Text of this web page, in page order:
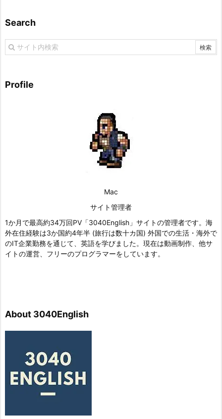
Search
Profile
Mac
サイト管理者
1か月で最高約34万回PV「3040English」サイトの管理者です。海
外在住経験は3か国約4年半 (旅行は数十カ国) 外国での生活・海外で
のIT企業勤務を通じて、英語を学びました。現在は動画制作、他サ
イトの運営、フリーのプログラマーをしています。
About 3040English